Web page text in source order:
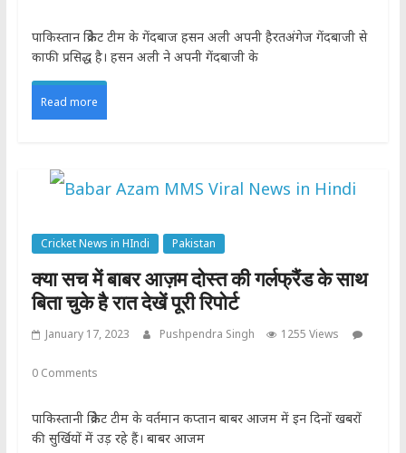
पाकिस्तान क्रिकेट टीम के गेंदबाज हसन अली अपनी हैरतअंगेज गेंदबाजी से
काफी प्रसिद्ध है। हसन अली ने अपनी गेंदबाजी के
Read more
Cricket News in HIndi Pakistan
क्या सच में बाबर आज़म दोस्त की गर्लफ्रैंड के साथ
बिता चुके है रात देखें पूरी रिपोर्ट
January 17, 2023 Pushpendra Singh 1255 Views
0 Comments
पाकिस्तानी क्रिकेट टीम के वर्तमान कप्तान बाबर आजम में इन दिनों खबरों
की सुर्खियों में उड़ रहे हैं। बाबर आजम